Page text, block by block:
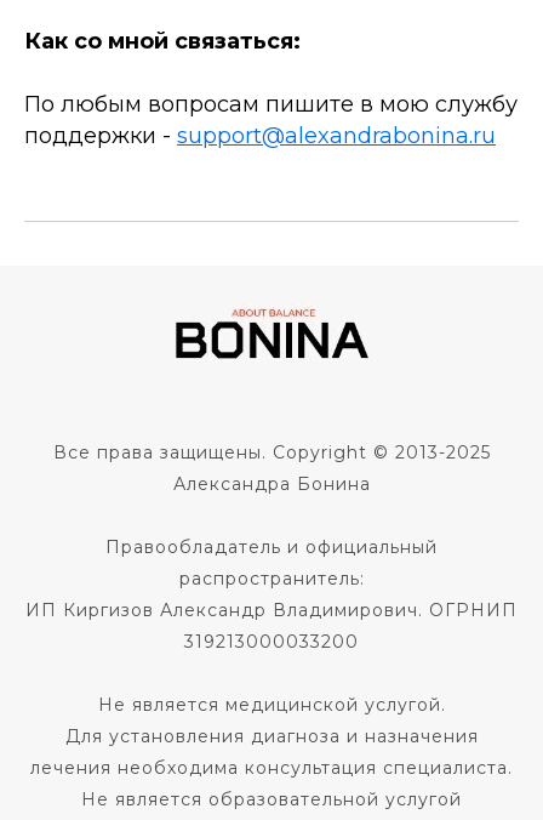
Как со мной связаться:
По любым вопросам пишите в мою службу
поддержки - support@alexandrabonina.ru
Все права защищены. Copyright © 2013-2025
Александра Бонина
Правообладатель и официальный
распространитель:
ИП Киргизов Александр Владимирович. ОГРНИП
319213000033200
Не является медицинской услугой.
Для установления диагноза и назначения
лечения необходима консультация специалиста.
Не является образовательной услугой